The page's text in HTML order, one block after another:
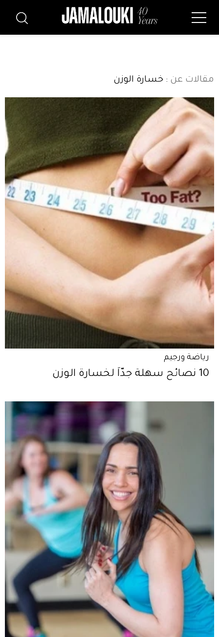
مقالات عن : خسارة الوزن
رياضة ورجيم
10 نصائح سهلة جدّاً لخسارة الوزن